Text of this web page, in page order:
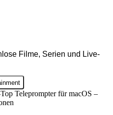
Filme, Serien und Live-